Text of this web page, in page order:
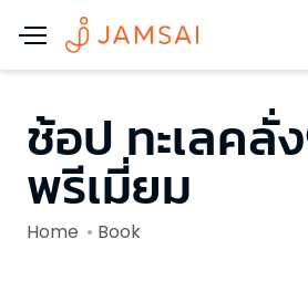
ช้อป ทะเลคลั่
พรีเมี่ยม
Home Book